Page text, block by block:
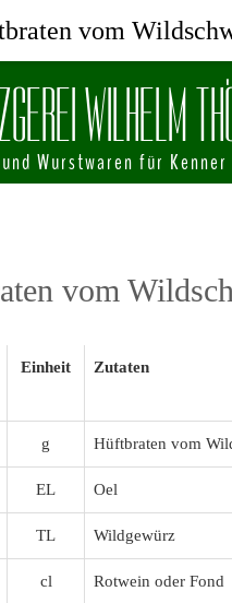
GEREW HE MTH
Wurstwaren für Kenner
vom
Einheit Zutaten
g Hüftbraten vom
EL Oel
TL Wildgewürz
cl Rotwein oder Fond
vom